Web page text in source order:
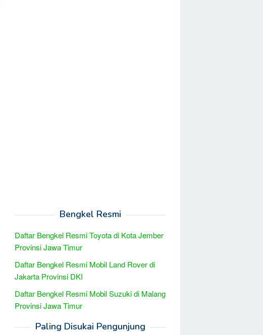
Bengkel Resmi
Daftar Bengkel Resmi Toyota di Kota Jember
Provinsi Jawa Timur
Daftar Bengkel Resmi Mobil Land Rover di
Jakarta Provinsi DKI
Daftar Bengkel Resmi Mobil Suzuki di Malang
Provinsi Jawa Timur
Paling Disukai Pengunjung